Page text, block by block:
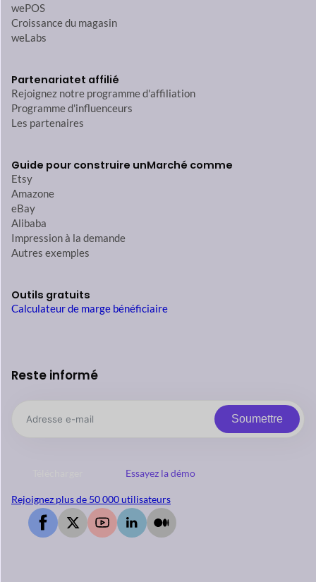
wePOS
Croissance du magasin
weLabs
Partenariatet affilié
Rejoignez notre programme d'affiliation
Programme d'influenceurs
Les partenaires
Guide pour construire unMarché comme
Etsy
Amazone
eBay
Alibaba
Impression à la demande
Autres exemples
Outils gratuits
Calculateur de marge bénéficiaire
Reste informé
Soumettre
Essayez la démo
Rejoignez plus de 50 000 utilisateurs